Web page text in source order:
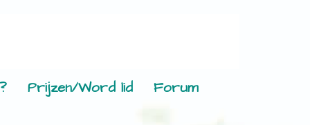
Prijzen/Word lid Forum